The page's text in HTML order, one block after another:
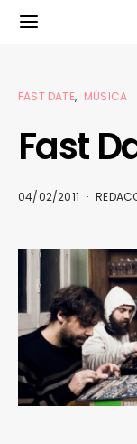
FAST DATE MÚSICA
Fast
04/02/2011